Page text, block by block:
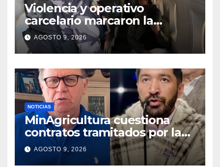
Violencia y operativo
carcelario marcaron la
primera jornada del nuevo
Gobierno
AGOSTO 9, 2026
NOTICIAS
MinAgricultura cuestiona
contratos tramitados por la
Agencia de Desarrollo Rural
durante jornada del sábado
AGOSTO 9, 2026